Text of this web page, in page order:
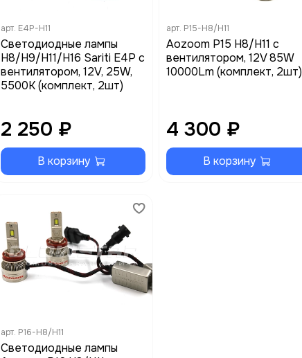
арт. E4P-H11
Cветодиодные лампы
H8/H9/H11/H16 Sariti E4P с
вентилятором, 12V, 25W,
5500K (комплект, 2шт)
2 250 ₽
В корзину
арт. P15-H8/H11
Aozoom P15 H8/H11 с
вентилятором, 12V 85W
10000Lm (комплект, 2шт)
4 300 ₽
В корзину
арт. P16-H8/H11
Светодиодные лампы